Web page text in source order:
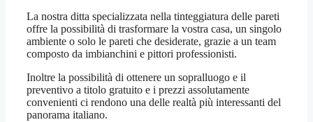
La nostra ditta specializzata nella tinteggiatura delle pareti
offre la possibilità di trasformare la vostra casa, un singolo
ambiente o solo le pareti che desiderate, grazie a un team
composto da imbianchini e pittori professionisti.
Inoltre la possibilità di ottenere un sopralluogo e il
preventivo a titolo gratuito e i prezzi assolutamente
convenienti ci rendono una delle realtà più interessanti del
panorama italiano.